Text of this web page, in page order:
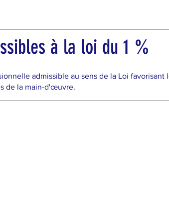
à la loi du 1 %
admissible au sens de la Loi favorisant
de la main-d'œuvre.